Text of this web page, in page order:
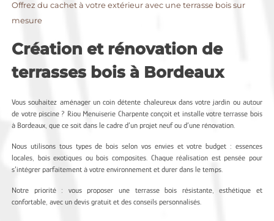
Offrez du cachet à votre extérieur avec une terrasse bois sur
mesure
Création et rénovation de
terrasses bois à Bordeaux
Vous souhaitez aménager un coin détente chaleureux dans votre jardin ou autour
de votre piscine ? Riou Menuiserie Charpente conçoit et installe votre terrasse bois
à Bordeaux, que ce soit dans le cadre d’un projet neuf ou d’une rénovation.
Nous utilisons tous types de bois selon vos envies et votre budget : essences
locales, bois exotiques ou bois composites. Chaque réalisation est pensée pour
s’intégrer parfaitement à votre environnement et durer dans le temps.
Notre priorité : vous proposer une terrasse bois résistante, esthétique et
confortable, avec un devis gratuit et des conseils personnalisés.